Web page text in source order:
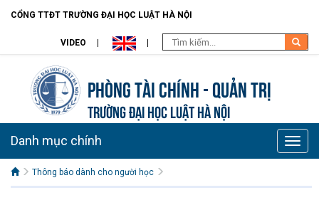
CỔNG TTĐT TRƯỜNG ĐẠI HỌC LUẬT HÀ NỘI
VIDEO
Phòng Tài chính - Quản trị
TRƯỜNG ĐẠI HỌC LUẬT HÀ NỘI
Toggle
Danh mục chính
Thông báo dành cho người học